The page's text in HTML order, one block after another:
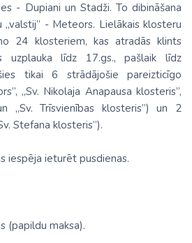
- Dupiani un Stadži. To dibināšana
„valstij” - Meteors. Lielākais klosteru
24 klosteriem, kas atradās klints
uzplauka līdz 17.gs., pašlaik līdz
tikai 6 strādājošie pareizticīgo
„Sv. Nikolaja Anapausa klosteris”,
„Sv. Trīsvienības klosteris”) un 2
Stefana klosteris”).
iespēja ieturēt pusdienas.
(papildu maksa).